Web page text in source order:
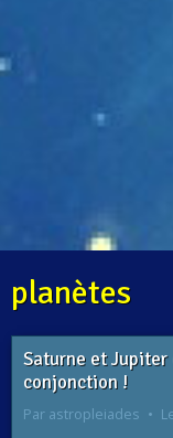
planètes
Saturne et
conjonction !
Par astropleiades